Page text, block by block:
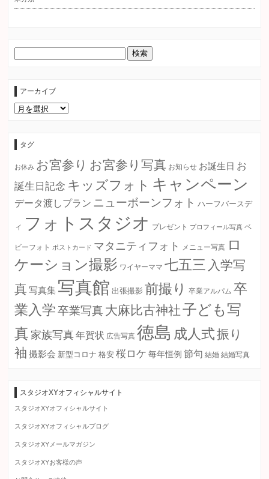
アーカイブ
ア
ー
タグ
お休み お宮参り お宮参り写真 お知らせ お誕生日 お
誕生日記念 キッズフォト キャンペーン
データ渡しプラン ニューボーンフォト ハーフバースデ
ィ フォトスタジオ プレゼント プロフィール写真 ベ
ビーフォト ポストカード マタニティフォト メニュー写真 ロ
ケーション撮影 ワイヤーママ 七五三 入学写
真 写真集 写真館 出張撮影 前撮り 卒業アルパム 卒
業入学 卒業写真大麻比古神社子ども写
真 家族写真年賀状 広告写真 徳島 成人式振り
袖 撮影会 新型コロナ 格安 桜ロケ 毎年恒例 節句 結婚 結婚写真
スタジオXYオフィシャルサイト
スタジオXYオフィシャルサイト
スタジオXYオフィシャルブログ
スタジオXYメールマガジン
スタジオXYお客様の声